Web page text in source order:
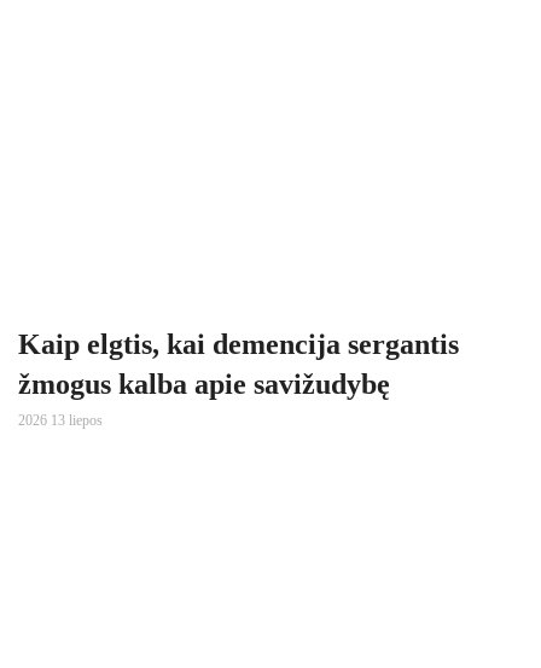
Kaip elgtis, kai demencija sergantis
žmogus kalba apie savižudybę
2026 13 liepos